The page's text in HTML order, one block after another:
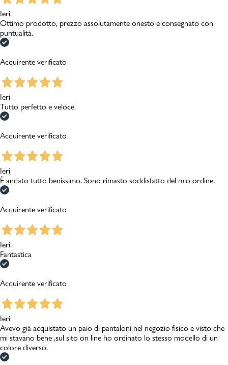
Ieri
Ottimo prodotto, prezzo assolutamente onesto e consegnato con
puntualità.
Acquirente verificato
Ieri
Tutto perfetto e veloce
Acquirente verificato
Ieri
È andato tutto benissimo. Sono rimasto soddisfatto del mio ordine.
Acquirente verificato
Ieri
Fantastica
Acquirente verificato
Ieri
Avevo già acquistato un paio di pantaloni nel negozio fisico e visto che
mi stavano bene ,sul sito on line ho ordinato lo stesso modello di un
colore diverso.